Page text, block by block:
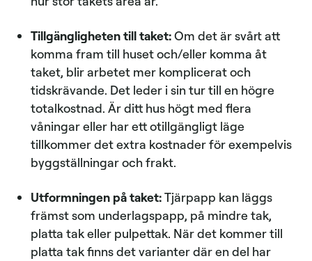
Tillgängligheten till taket:Om det är svårt att
komma fram till huset och/eller komma åt
taket, blir arbetet mer komplicerat och
tidskrävande. Det leder i sin tur till en högre
totalkostnad. Är ditt hus högt med flera
våningar eller har ett otillgängligt läge
tillkommer det extra kostnader för exempelvis
byggställningar och frakt.
Utformningen på taket:Tjärpapp kan läggs
främst som underlagspapp, på mindre tak,
platta tak eller pulpettak. När det kommer till
platta tak finns det varianter där en del har